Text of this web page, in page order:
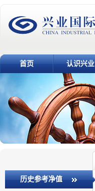
首页 认识兴业
历史参考净值